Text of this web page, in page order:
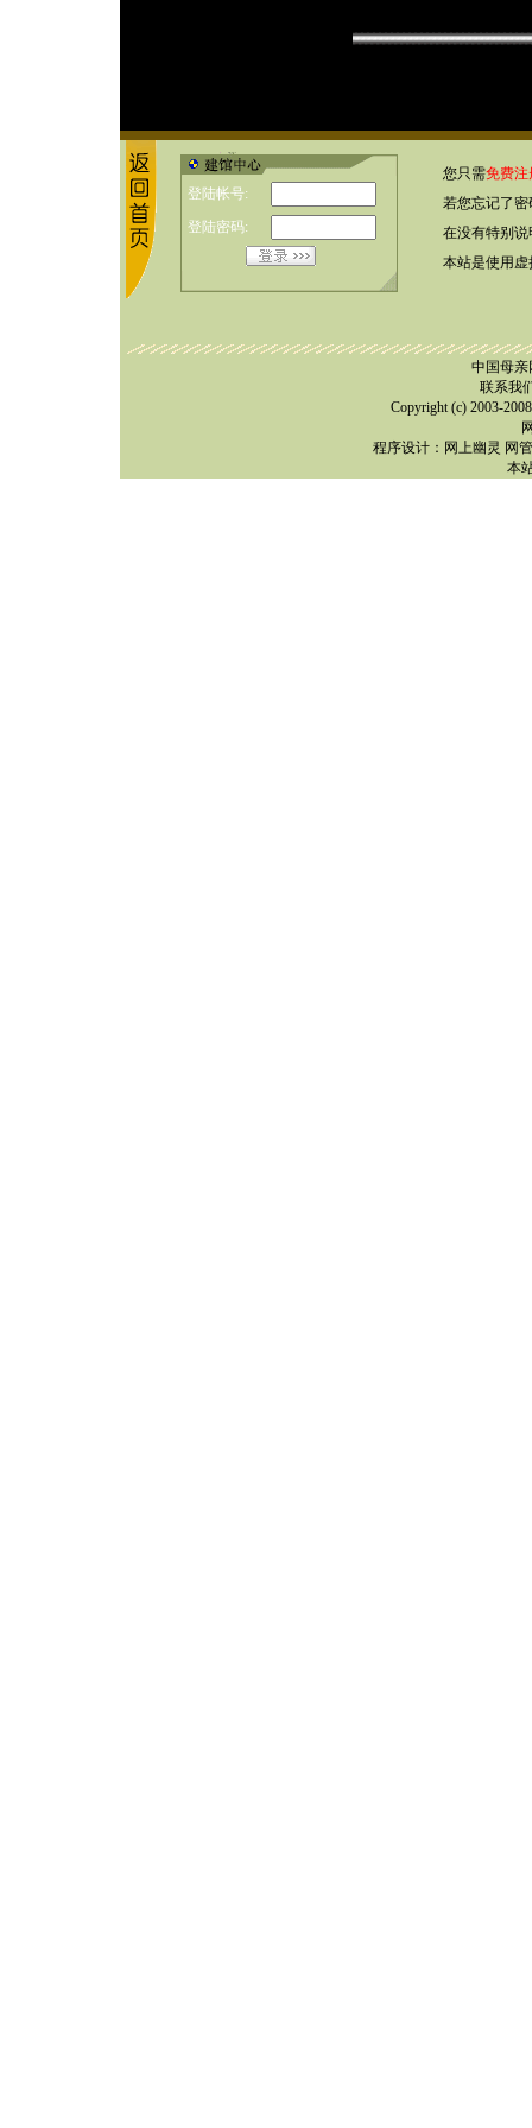
登陆帐号:
登陆密码:
您只需免费注
若您忘记了密
在没有特别
本站是使用
中国母
联系我
Copyright (c) 2003-
程序设计：网上幽灵 网
本